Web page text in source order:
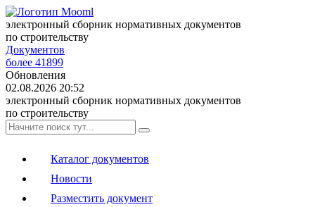
электронный сборник нормативных документов
по строительству
Документов
более 41899
Обновления
02.08.2026 20:52
электронный сборник нормативных документов
по строительству
Каталог документов
Новости
Разместить документ